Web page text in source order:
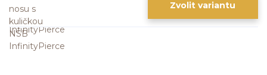
Zvolit variantu